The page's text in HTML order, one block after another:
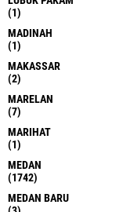
(1)
MADINAH
(1)
MAKASSAR
(2)
MARELAN
(7)
MARIHAT
(1)
MEDAN
(1742)
MEDAN BARU